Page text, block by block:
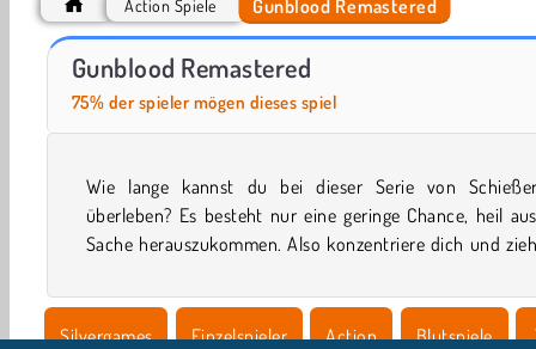
Action Spiele Gunblood Remastered
Gunblood Remastered
75% der spieler mögen dieses spiel
Wie lange kannst du bei dieser Serie von
überleben? Es besteht nur eine geringe Chance, heil
Sache herauszukommen. Also konzentriere dich und
schnell wie möglich in diesem
Silvergames Einzelspieler Action Blutspiele